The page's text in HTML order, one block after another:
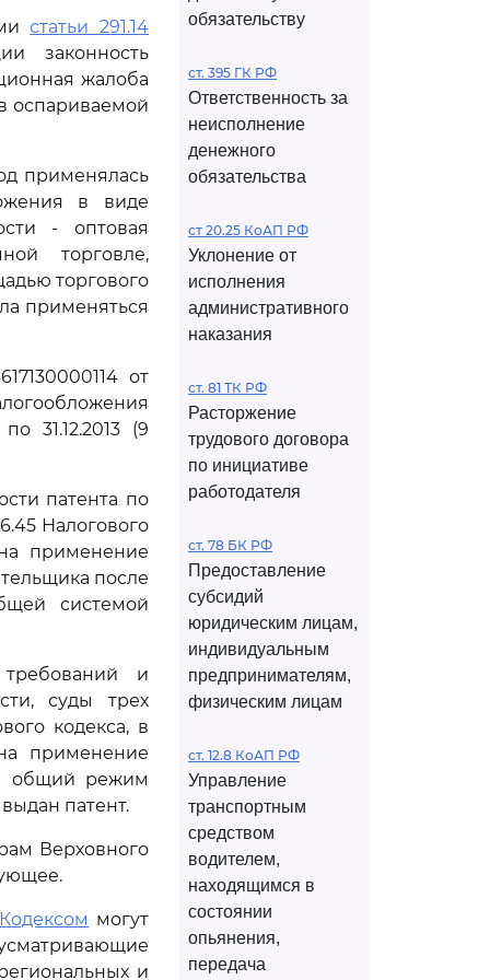
статьи 291.14
законность
жалоба
оспариваемой
применялась
в виде
- оптовая
торговле,
торгового
применяться
от
31.12.2013 (9
патента по
Налогового
применение
после
системой
и
суды трех
кодекса, в
применение
общий режим
патент.
Верховного
Кодексом могут
и
обязательству
ст. 395 ГК РФ
Ответственность за
неисполнение
денежного
обязательства
ст 20.25 КоАП РФ
Уклонение от
исполнения
административного
наказания
ст. 81 ТК РФ
Расторжение
трудового договора
по инициативе
работодателя
ст. 78 БК РФ
Предоставление
субсидий
юридическим лицам,
индивидуальным
предпринимателям,
физическим лицам
ст. 12.8 КоАП РФ
Управление
транспортным
средством
водителем,
находящимся в
состоянии
опьянения,
передача